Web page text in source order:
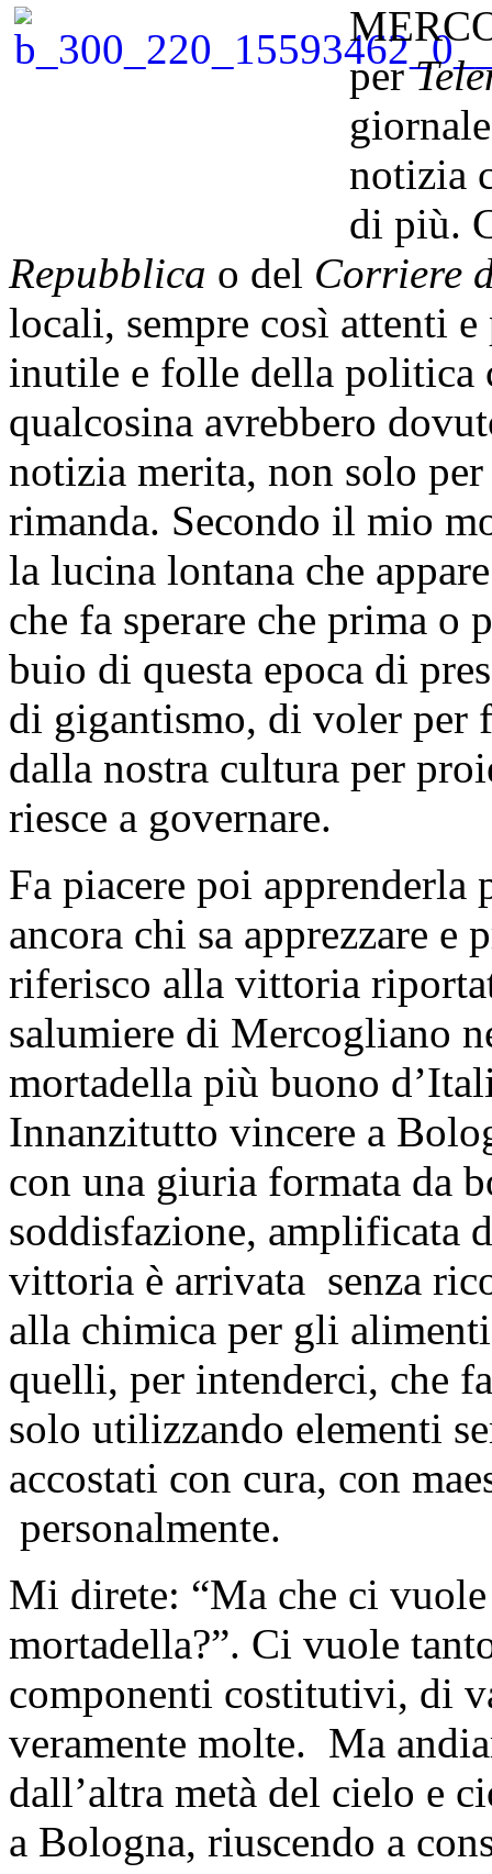
per
notizia
di più.
Repubblica o del Corriere
locali, sempre così attenti
inutile e folle della politica
qualcosina avrebbero
notizia merita, non solo
rimanda. Secondo il mio
la lucina lontana che
che fa sperare che prima
buio di questa epoca di
di gigantismo, di voler per
dalla nostra cultura per
riesce a governare.
Fa piacere poi apprenderla
ancora chi sa apprezzare
riferisco alla vittoria
salumiere di Mercogliano
mortadella più buono
Innanzitutto vincere a
con una giuria formata da
soddisfazione, amplificata
vittoria è arrivata senza
alla chimica per gli
quelli, per intenderci, che
solo utilizzando elementi
accostati con cura, con
personalmente.
Mi direte: “Ma che ci
mortadella?”. Ci vuole
componenti costitutivi, di
veramente molte. Ma
dall’altra metà del cielo e
a Bologna, riuscendo a